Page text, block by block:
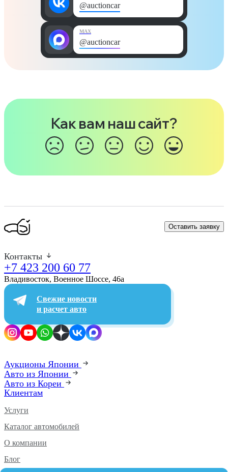
@auctioncar
MAX
@auctioncar
Как вам наш сайт?
Оставить заявку
Контакты
+7 423 200 60 77
Владивосток, Военное Шоссе, 46а​
Свежие новости
и расчет авто
Аукционы Японии
Авто из Японии
Авто из Кореи
Клиентам
Услуги
Каталог автомобилей
О компании
Блог